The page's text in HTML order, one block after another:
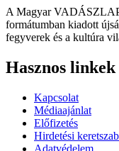
A Magyar VADÁSZLAP
formátumban kiadott
fegyverek és a kultúra
Hasznos linkek
Kapcsolat
Médiaajánlat
Előfizetés
Hirdetési